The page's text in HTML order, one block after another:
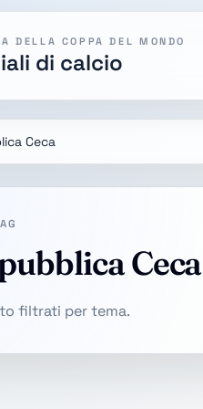
DELLA COPPA DEL MONDO
di calcio
Ceca
Ceca
filtrati per tema.